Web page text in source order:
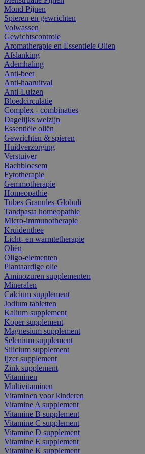
Mond Pijnen
Spieren en gewrichten
Volwassen
Gewichtscontrole
Aromatherapie en Essentiele Olien
Afslanking
Ademhaling
Anti-beet
Anti-haaruitval
Anti-Luizen
Bloedcirculatie
Complex - combinaties
Dagelijks welzijn
Essentiële oliën
Gewrichten & spieren
Huidverzorging
Verstuiver
Bachbloesem
Fytotherapie
Gemmotherapie
Homeopathie
Tubes Granules-Globuli
Tandpasta homeopathie
Micro-immunotherapie
Kruidenthee
Licht- en warmtetherapie
Oliën
Oligo-elementen
Plantaardige olie
Aminozuren supplementen
Mineralen
Calcium supplement
Jodium tabletten
Kalium supplement
Koper supplement
Magnesium supplement
Selenium supplement
Silicium supplement
Ijzer supplement
Zink supplement
Vitaminen
Multivitaminen
Vitaminen voor kinderen
Vitamine A supplement
Vitamine B supplement
Vitamine C supplement
Vitamine D supplement
Vitamine E supplement
Vitamine K supplement